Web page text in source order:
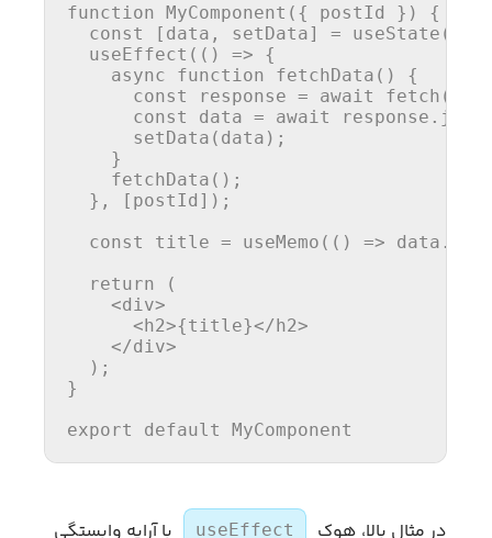
function MyComponent ( { postId } ) {
const
[data, setData] = useState
useEffect ( () => {
async
function fetchData ( ) {
const
response = await fetch (
const
data = await response. json
setData (data);
    }
fetchData ();
  }, [postId]);
const
title = useMemo ( () => data.
return (
<div>
<h2>{title}</h2>
</div>
  );
}
export
default MyComponent
در مثال بالا، هوک useEffect با آرایه وابستگی